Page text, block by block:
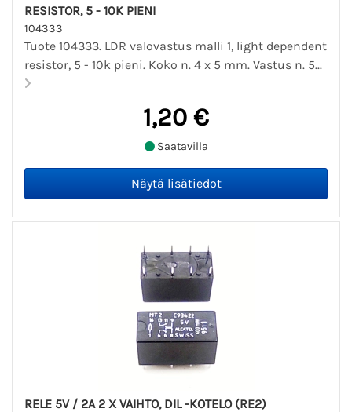
RESISTOR, 5 - 10K PIENI
104333
Tuote 104333. LDR valovastus malli 1, light dependent
resistor, 5 - 10k pieni. Koko n. 4 x 5 mm. Vastus n. 5...
1,20 €
Saatavilla
RELE 5V / 2A 2 X VAIHTO, DIL -KOTELO (RE2)